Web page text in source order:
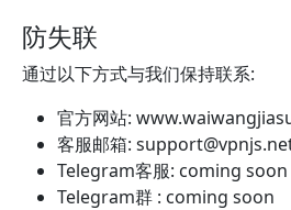
防失联
通过以下方式与我们保持联系:
官方网站:
客服邮箱:
Telegram客服: coming soon
Telegram群 : coming soon